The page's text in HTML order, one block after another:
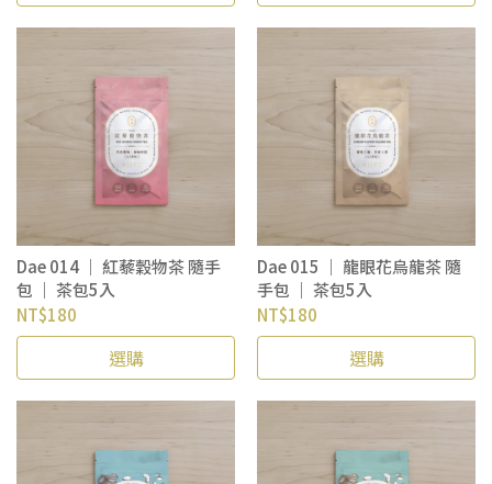
Dae 014 ｜ 紅藜穀物茶 隨手
包 ｜ 茶包5入
NT$180
選購
Dae 015 ｜ 龍眼花烏龍茶 隨
手包 ｜ 茶包5入
NT$180
選購